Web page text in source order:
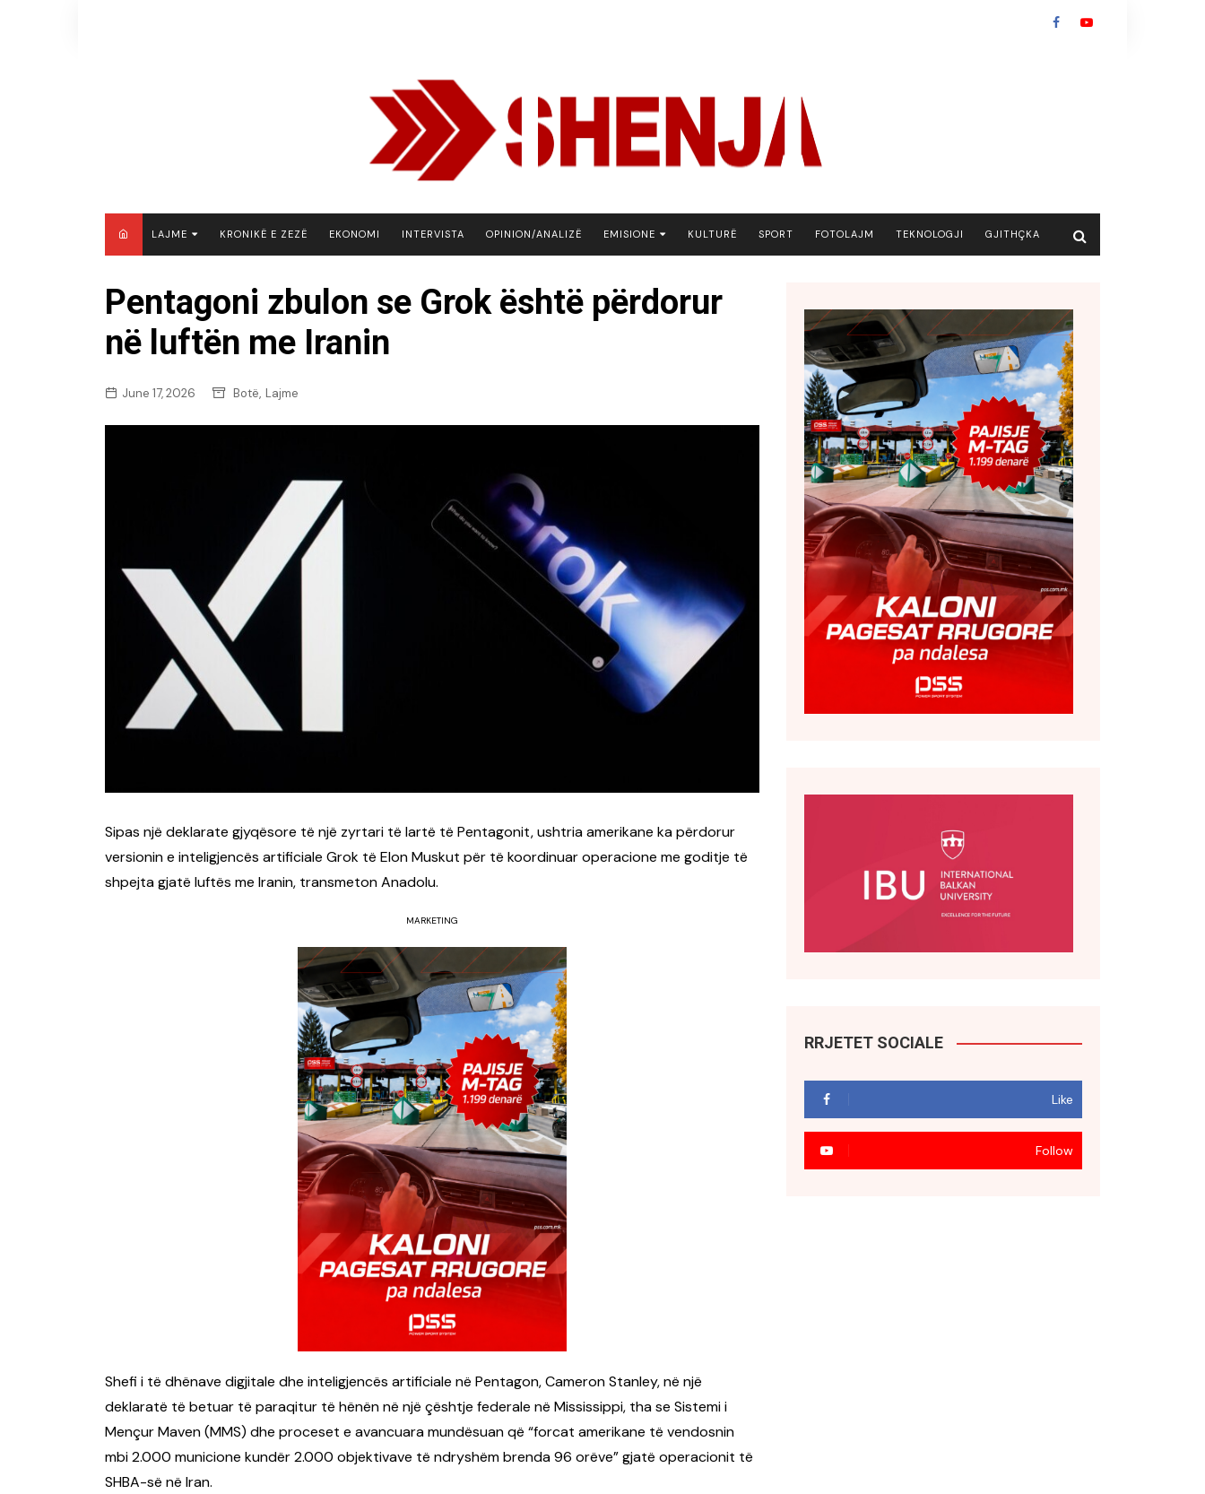
LAJME
KOSOVË
SHQIPËRI
BOTË
KRONIKË E ZEZË EKONOMI INTERVISTA OPINION/ANALIZË EMISIONE
BOTA NE FOKUS
LIGJERATE FETARE
PARADITE ME NE
PIKËPAMJE
RECETA E DITES
RELAKS
RETRO JAVORE
KULTURË SPORT FOTOLAJM TEKNOLOGJI GJITHÇKA
Pentagoni zbulon se Grok është përdorur
në luftën me Iranin
June 17, 2026 Botë, Lajme
Sipas një deklarate gjyqësore të një zyrtari të lartë të Pentagonit, ushtria amerikane ka përdorur
versionin e inteligjencës artificiale Grok të Elon Muskut për të koordinuar operacione me goditje të
shpejta gjatë luftës me Iranin, transmeton Anadolu.
MARKETING
Shefi i të dhënave digjitale dhe inteligjencës artificiale në Pentagon, Cameron Stanley, në një
deklaratë të betuar të paraqitur të hënën në një çështje federale në Mississippi, tha se Sistemi i
Mençur Maven (MMS) dhe proceset e avancuara mundësuan që “forcat amerikane të vendosnin
mbi 2.000 municione kundër 2.000 objektivave të ndryshëm brenda 96 orëve” gjatë operacionit të
SHBA-së në Iran.
RRJETET SOCIALE
Like
Follow